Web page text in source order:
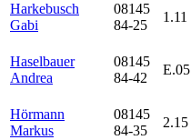
Harkebusch
Gabi
08145
84-25
1.11
Haselbauer
Andrea
08145
84-42
E.05
Hörmann
Markus
08145
84-35
2.15